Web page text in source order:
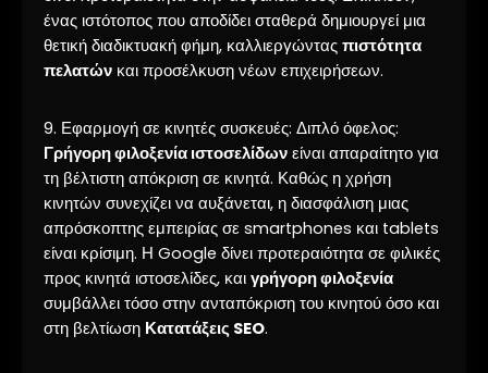
ένας ιστότοπος που αποδίδει σταθερά δημιουργεί μια
θετική διαδικτυακή φήμη, καλλιεργώντας πιστότητα
πελατών και προσέλκυση νέων επιχειρήσεων.
9. Εφαρμογή σε κινητές συσκευές: Διπλό όφελος:
Γρήγορη φιλοξενία ιστοσελίδων είναι απαραίτητο για
τη βέλτιστη απόκριση σε κινητά. Καθώς η χρήση
κινητών συνεχίζει να αυξάνεται, η διασφάλιση μιας
απρόσκοπτης εμπειρίας σε smartphones και tablets
είναι κρίσιμη. Η Google δίνει προτεραιότητα σε φιλικές
προς κινητά ιστοσελίδες, και γρήγορη φιλοξενία
συμβάλλει τόσο στην ανταπόκριση του κινητού όσο και
στη βελτίωση Κατατάξεις SEO.